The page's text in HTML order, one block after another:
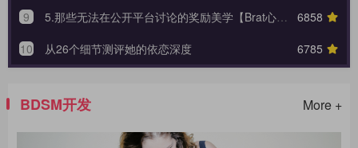
6858
9
5.那些无法在公开平台讨论的奖励美学【Brat心奴系列-第五期】
6785
10 从26个细节测评她的依恋深度
BDSM开发 More +